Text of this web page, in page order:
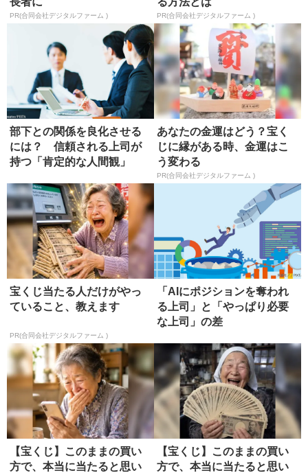
PR(合同会社デジタルファーム ) PR(合同会社デジタルファーム )
部下との関係を良化させる
には？ 信頼される上司が
持つ「肯定的な人間観」
あなたの金運はどう？宝く
じに縁がある時、金運はこ
う変わる
PR(合同会社デジタルファーム )
宝くじ当たる人だけがやっ
ていること、教えます
PR(合同会社デジタルファーム )
「AIにポジションを奪われ
る上司」と「やっぱり必要
な上司」の差
【宝くじ】このままの買い
方で、本当に当たると思い
【宝くじ】このままの買い
方で、本当に当たると思い